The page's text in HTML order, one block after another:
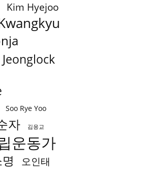
Kim Hyejoo
Jeonglock
Soo Rye Yoo
자 김응교
운동가
오인태